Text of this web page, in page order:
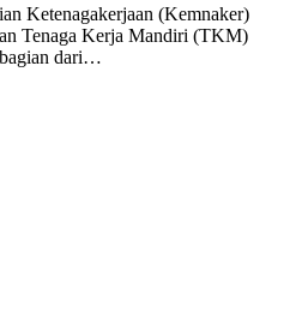
Ketenagakerjaan (Kemnaker)
Tenaga Kerja Mandiri (TKM)
bagian dari…